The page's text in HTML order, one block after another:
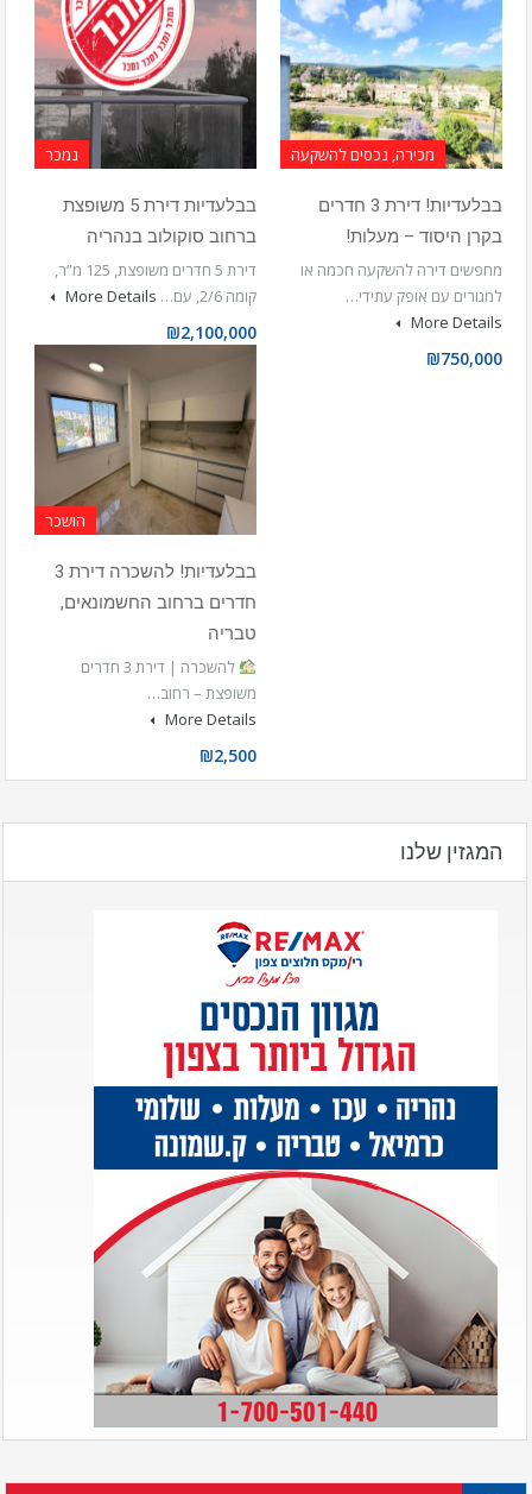
מכירה, נכסים להשקעה
בבלעדיות! דירת 3 חדרים
בקרן היסוד – מעלות!
מחפשים דירה להשקעה חכמה או
למגורים עם אופק עתידי…
More Details
₪750,000
נמכר
בבלעדיות דירת 5 משופצת
ברחוב סוקולוב בנהריה
דירת 5 חדרים משופצת, 125 מ”ר,
קומה 2/6, עם…
More Details
₪2,100,000
הושכר
בבלעדיות! להשכרה דירת 3
חדרים ברחוב החשמונאים,
טבריה
להשכרה | דירת 3 חדרים
משופצת – רחוב…
More Details
₪2,500
המגזין שלנו